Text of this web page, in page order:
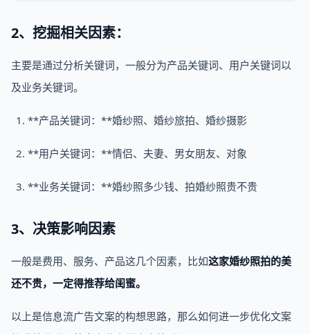
2、挖掘相关因素：
主要是通过分析关键词，一般分为产品关键词、用户关键词以
及业务关键词。
**产品关键词：**婚纱照、婚纱旅拍、婚纱摄影
**用户关键词：**情侣、夫妻、男女朋友、对象
**业务关键词：**婚纱照多少钱、拍婚纱照贵不贵
3、决策影响因素
一般是费用、服务、产品这几个因素，比如这家婚纱照拍的美
还不贵，一定得推荐给闺蜜。
以上是信息流广告文案的构想思路，那么如何进一步优化文案